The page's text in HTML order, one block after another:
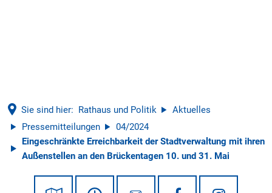
Sie sind hier: Rathaus und Politik
Aktuelles
Pressemitteilungen
04/2024
Eingeschränkte Erreichbarkeit der Stadtverwaltung mit ihren
Außenstellen an den Brückentagen 10. und 31. Mai